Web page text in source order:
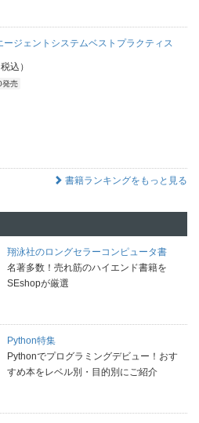
ージェントシステムベストプラクティス
込）
発売
書籍ランキングをもっと見る
翔泳社のロングセラーコンピュータ書
名著多数！売れ筋のハイエンド書籍を
SEshopが厳選
Python特集
Pythonでプログラミングデビュー！おす
すめ本をレベル別・目的別にご紹介